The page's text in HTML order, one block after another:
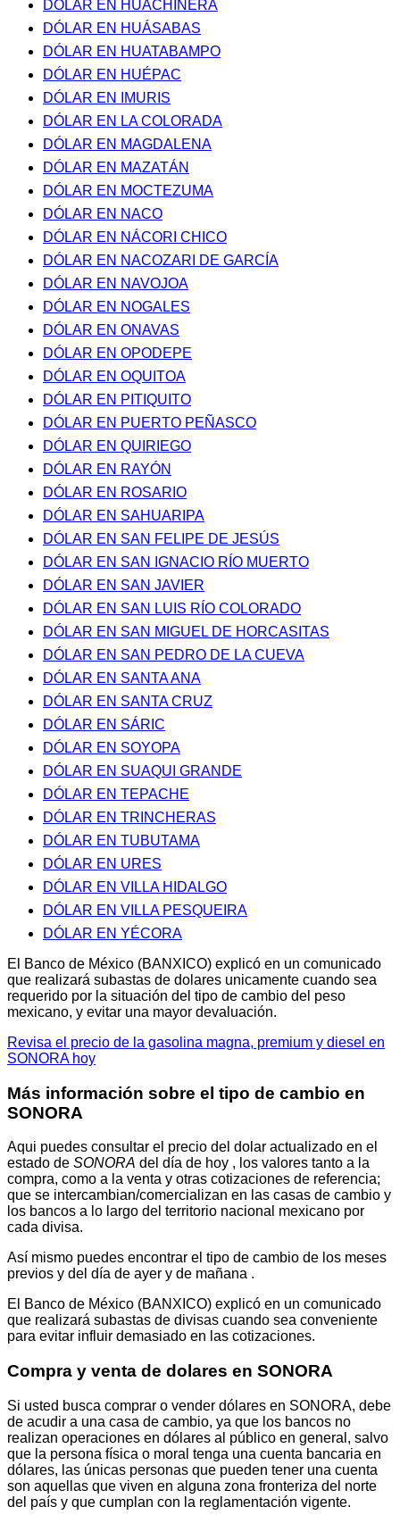
DÓLAR EN HUACHINERA
DÓLAR EN HUÁSABAS
DÓLAR EN HUATABAMPO
DÓLAR EN HUÉPAC
DÓLAR EN IMURIS
DÓLAR EN LA COLORADA
DÓLAR EN MAGDALENA
DÓLAR EN MAZATÁN
DÓLAR EN MOCTEZUMA
DÓLAR EN NACO
DÓLAR EN NÁCORI CHICO
DÓLAR EN NACOZARI DE GARCÍA
DÓLAR EN NAVOJOA
DÓLAR EN NOGALES
DÓLAR EN ONAVAS
DÓLAR EN OPODEPE
DÓLAR EN OQUITOA
DÓLAR EN PITIQUITO
DÓLAR EN PUERTO PEÑASCO
DÓLAR EN QUIRIEGO
DÓLAR EN RAYÓN
DÓLAR EN ROSARIO
DÓLAR EN SAHUARIPA
DÓLAR EN SAN FELIPE DE JESÚS
DÓLAR EN SAN IGNACIO RÍO MUERTO
DÓLAR EN SAN JAVIER
DÓLAR EN SAN LUIS RÍO COLORADO
DÓLAR EN SAN MIGUEL DE HORCASITAS
DÓLAR EN SAN PEDRO DE LA CUEVA
DÓLAR EN SANTA ANA
DÓLAR EN SANTA CRUZ
DÓLAR EN SÁRIC
DÓLAR EN SOYOPA
DÓLAR EN SUAQUI GRANDE
DÓLAR EN TEPACHE
DÓLAR EN TRINCHERAS
DÓLAR EN TUBUTAMA
DÓLAR EN URES
DÓLAR EN VILLA HIDALGO
DÓLAR EN VILLA PESQUEIRA
DÓLAR EN YÉCORA
El Banco de México (BANXICO) explicó en un comunicado
que realizará subastas de dolares unicamente cuando sea
requerido por la situación del tipo de cambio del peso
mexicano, y evitar una mayor devaluación.
Revisa el precio de la gasolina magna, premium y diesel en
SONORA hoy
Más información sobre el tipo de cambio en
SONORA
Aqui puedes consultar el precio del dolar actualizado en el
estado de SONORA del día de hoy , los valores tanto a la
compra, como a la venta y otras cotizaciones de referencia;
que se intercambian/comercializan en las casas de cambio y
los bancos a lo largo del territorio nacional mexicano por
cada divisa.
Así mismo puedes encontrar el tipo de cambio de los meses
previos y del día de ayer y de mañana .
El Banco de México (BANXICO) explicó en un comunicado
que realizará subastas de divisas cuando sea conveniente
para evitar influir demasiado en las cotizaciones.
Compra y venta de dolares en SONORA
Si usted busca comprar o vender dólares en SONORA, debe
de acudir a una casa de cambio, ya que los bancos no
realizan operaciones en dólares al público en general, salvo
que la persona física o moral tenga una cuenta bancaria en
dólares, las únicas personas que pueden tener una cuenta
son aquellas que viven en alguna zona fronteriza del norte
del país y que cumplan con la reglamentación vigente.